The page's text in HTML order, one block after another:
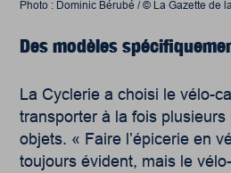
Photo : Dominic Bérubé / © La Gazette de
Des modèles
La Cyclerie a choisi le vélo-
transporter à la fois
objets. « Faire l’épicerie en
toujours évident, mais le